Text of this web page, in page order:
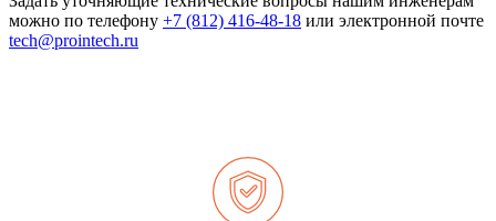
можно по телефону +7 (812) 416-48-18 или электронной почте
tech@prointech.ru